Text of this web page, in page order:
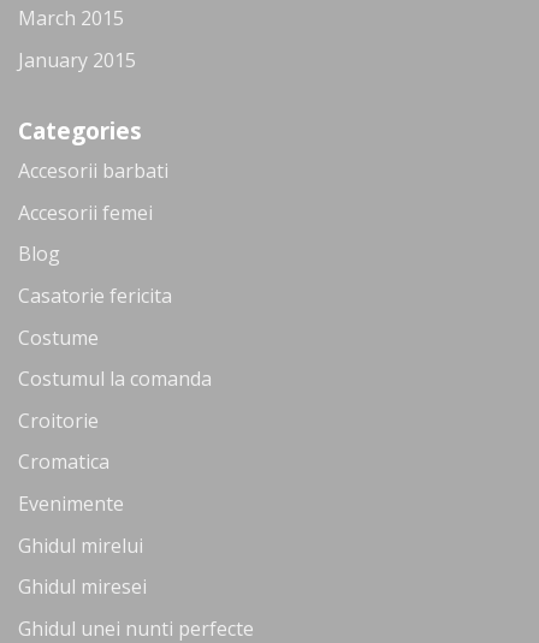
March 2015
January 2015
Categories
Accesorii barbati
Accesorii femei
Blog
Casatorie fericita
Costume
Costumul la comanda
Croitorie
Cromatica
Evenimente
Ghidul mirelui
Ghidul miresei
Ghidul unei nunti perfecte